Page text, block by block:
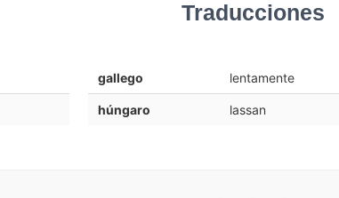
Traducciones
gallego lentamente
húngaro lassan